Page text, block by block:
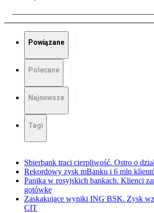
Powiązane
Polecane
Najnowsze
Tagi
Sbierbank traci cierpliwość. Ostro o
Rekordowy zysk mBanku i 6 mln
Panika w rosyjskich bankach. Klienci
gotówkę
Zaskakujące wyniki ING BSK. Zysk
CIT